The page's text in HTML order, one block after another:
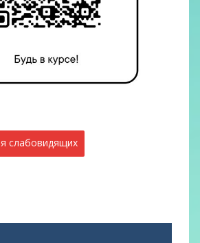
слабовидящих